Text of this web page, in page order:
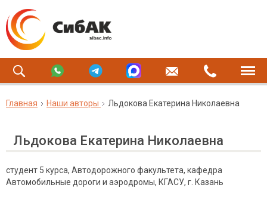
Главная Наши авторы Льдокова Екатерина Николаевна
Льдокова Екатерина Николаевна
студент 5 курса, Автодорожного факультета, кафедра
Автомобильные дороги и аэродромы, КГАСУ, г. Казань